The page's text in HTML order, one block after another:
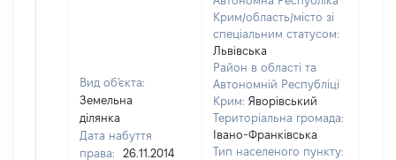
Вид об'єкта:
Земельна
ділянка
Дата набуття
права:
26.11.2014
Крим/область/місто зі
спеціальним статусом:
Львівська
Район в області та
Автономній Республіці
Крим: Яворівський
Територіальна громада:
Івано-Франківська
Тип населеного пункту: